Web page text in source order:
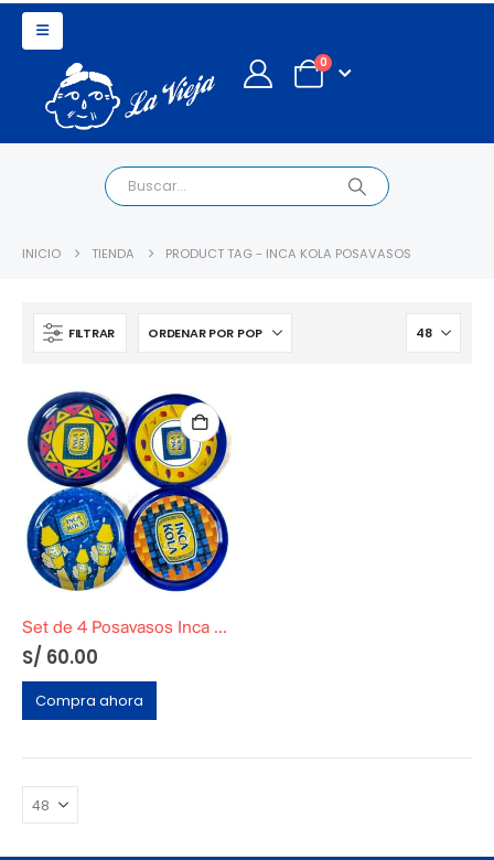
0
INICIO TIENDA PRODUCT TAG - INCA KOLA POSAVASOS
FILTRAR
Set de 4 Posavasos Inca Kola
S/ 60.00
Compra ahora